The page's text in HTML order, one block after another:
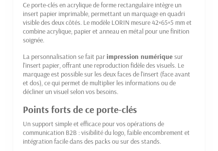
Ce porte-clés en acrylique de forme rectangulaire intègre un
insert papier imprimable, permettant un marquage en quadri
visible des deux côtés. Le modèle LORIN mesure 42×65×5 mm et
combine acrylique, papier et anneau en métal pour une finition
soignée.
La personnalisation se fait parimpression numérique sur
l'insert papier, offrant une reproduction fidèle des visuels. Le
marquage est possible sur les deux faces de l'insert (face avant
et dos), ce qui permet de multiplier les informations ou de
décliner un visuel selon vos besoins.
Points forts de ce porte-clés
Un support simple et efficace pour vos opérations de
communication B2B : visibilité du logo, faible encombrement et
intégration facile dans des packs ou sur des stands.